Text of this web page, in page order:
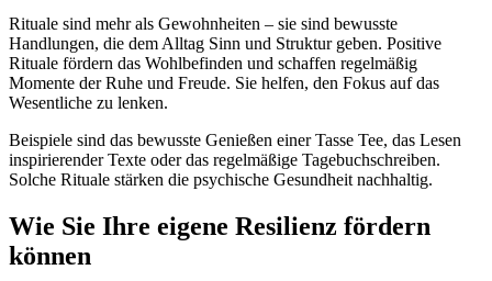
Rituale sind mehr als Gewohnheiten – sie sind bewusste
Handlungen, die dem Alltag Sinn und Struktur geben. Positive
Rituale fördern das Wohlbefinden und schaffen regelmäßig
Momente der Ruhe und Freude. Sie helfen, den Fokus auf das
Wesentliche zu lenken.
Beispiele sind das bewusste Genießen einer Tasse Tee, das Lesen
inspirierender Texte oder das regelmäßige Tagebuchschreiben.
Solche Rituale stärken die psychische Gesundheit nachhaltig.
Wie Sie Ihre eigene Resilienz fördern
können